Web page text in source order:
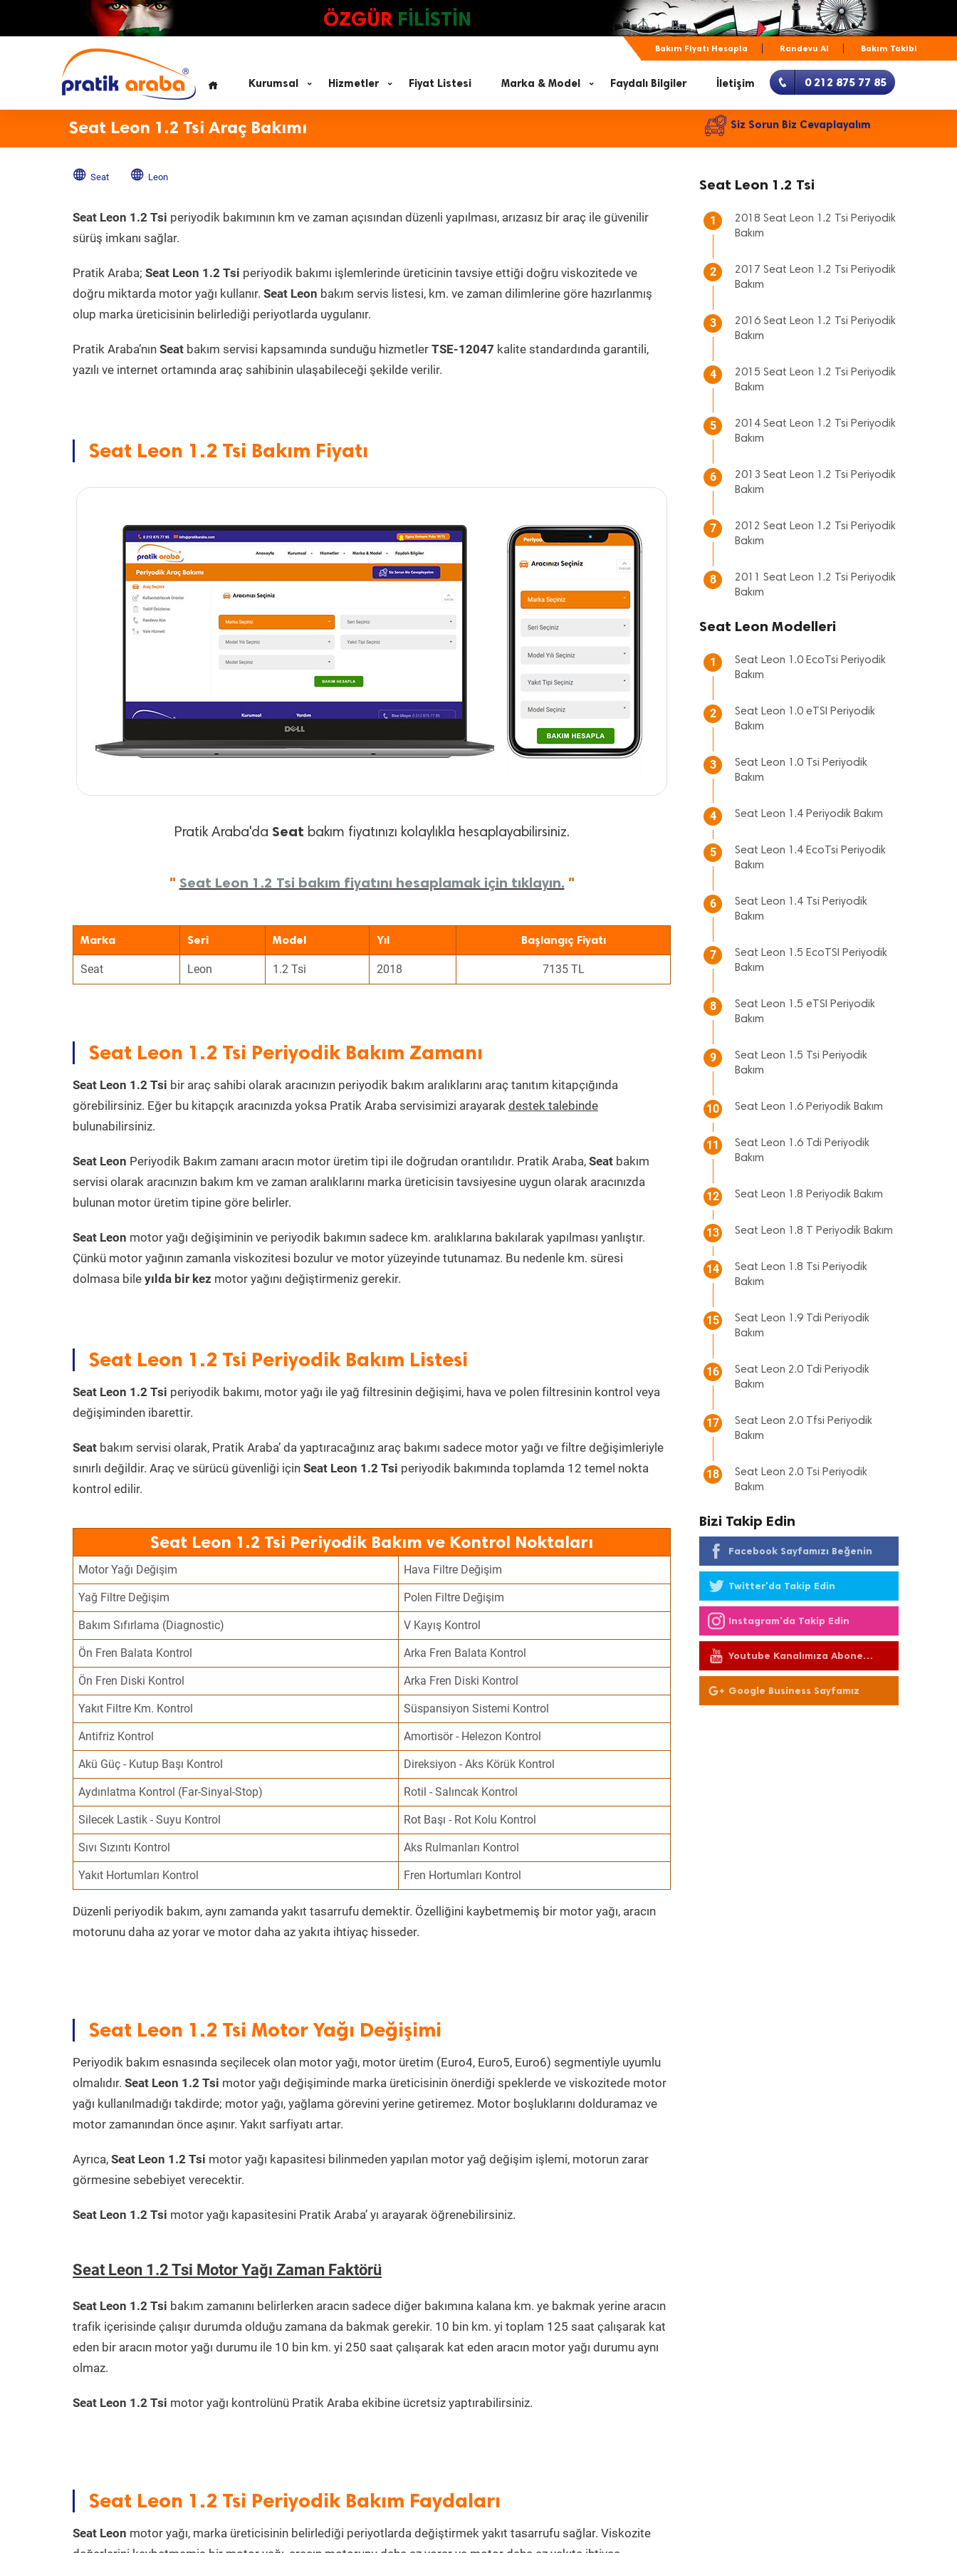
ÖZGÜR FİLİSTİN
Bakım Fiyatı Hesapla Randevu Al Bakım Takibi
Kurumsal Hizmetler Fiyat Listesi Marka & Model Faydalı Bilgiler İletişim 0 212 875 77 85
Seat Leon 1.2 Tsi Araç Bakımı Siz Sorun Biz Cevaplayalım
Seat Leon
Seat Leon 1.2 Tsi periyodik bakımının km ve zaman açısından düzenli yapılması, arızasız bir araç ile güvenilir
sürüş imkanı sağlar.
Pratik Araba; Seat Leon 1.2 Tsi periyodik bakımı işlemlerinde üreticinin tavsiye ettiği doğru viskozitede ve
doğru miktarda motor yağı kullanır. Seat Leon bakım servis listesi, km. ve zaman dilimlerine göre hazırlanmış
olup marka üreticisinin belirlediği periyotlarda uygulanır.
Pratik Araba’nın Seat bakım servisi kapsamında sunduğu hizmetler TSE-12047 kalite standardında garantili,
yazılı ve internet ortamında araç sahibinin ulaşabileceği şekilde verilir.
Seat Leon 1.2 Tsi Bakım Fiyatı
Pratik Araba'da Seatbakım fiyatınızı kolaylıkla hesaplayabilirsiniz.
" Seat Leon 1.2 Tsi bakım fiyatını hesaplamak için tıklayın. "
Marka Seri Model Yıl Başlangıç Fiyatı
Seat Leon 1.2 Tsi 2018 7135 TL
Seat Leon 1.2 Tsi Periyodik Bakım Zamanı
Seat Leon 1.2 Tsi bir araç sahibi olarak aracınızın periyodik bakım aralıklarını araç tanıtım kitapçığında
görebilirsiniz. Eğer bu kitapçık aracınızda yoksa Pratik Araba servisimizi arayarak destek talebinde
bulunabilirsiniz.
Seat Leon Periyodik Bakım zamanı aracın motor üretim tipi ile doğrudan orantılıdır. Pratik Araba, Seat bakım
servisi olarak aracınızın bakım km ve zaman aralıklarını marka üreticisin tavsiyesine uygun olarak aracınızda
bulunan motor üretim tipine göre belirler.
Seat Leon motor yağı değişiminin ve periyodik bakımın sadece km. aralıklarına bakılarak yapılması yanlıştır.
Çünkü motor yağının zamanla viskozitesi bozulur ve motor yüzeyinde tutunamaz. Bu nedenle km. süresi
dolmasa bile yılda bir kez motor yağını değiştirmeniz gerekir.
Seat Leon 1.2 Tsi Periyodik Bakım Listesi
Seat Leon 1.2 Tsi periyodik bakımı, motor yağı ile yağ filtresinin değişimi, hava ve polen filtresinin kontrol veya
değişiminden ibarettir.
Seat bakım servisi olarak, Pratik Araba’ da yaptıracağınız araç bakımı sadece motor yağı ve filtre değişimleriyle
sınırlı değildir. Araç ve sürücü güvenliği için Seat Leon 1.2 Tsi periyodik bakımında toplamda 12 temel nokta
kontrol edilir.
Seat Leon 1.2 Tsi Periyodik Bakım ve Kontrol Noktaları
Motor Yağı Değişim Hava Filtre Değişim
Yağ Filtre Değişim Polen Filtre Değişim
Bakım Sıfırlama (Diagnostic) V Kayış Kontrol
Ön Fren Balata Kontrol Arka Fren Balata Kontrol
Ön Fren Diski Kontrol Arka Fren Diski Kontrol
Yakıt Filtre Km. Kontrol Süspansiyon Sistemi Kontrol
Antifriz Kontrol Amortisör - Helezon Kontrol
Akü Güç - Kutup Başı Kontrol Direksiyon - Aks Körük Kontrol
Aydınlatma Kontrol (Far-Sinyal-Stop) Rotil - Salıncak Kontrol
Silecek Lastik - Suyu Kontrol Rot Başı - Rot Kolu Kontrol
Sıvı Sızıntı Kontrol Aks Rulmanları Kontrol
Yakıt Hortumları Kontrol Fren Hortumları Kontrol
Düzenli periyodik bakım, aynı zamanda yakıt tasarrufu demektir. Özelliğini kaybetmemiş bir motor yağı, aracın
motorunu daha az yorar ve motor daha az yakıta ihtiyaç hisseder.
Seat Leon 1.2 Tsi Motor Yağı Değişimi
Periyodik bakım esnasında seçilecek olan motor yağı, motor üretim (Euro4, Euro5, Euro6) segmentiyle uyumlu
olmalıdır. Seat Leon 1.2 Tsi motor yağı değişiminde marka üreticisinin önerdiği speklerde ve viskozitede motor
yağı kullanılmadığı takdirde; motor yağı, yağlama görevini yerine getiremez. Motor boşluklarını dolduramaz ve
motor zamanından önce aşınır. Yakıt sarfiyatı artar.
Ayrıca, Seat Leon 1.2 Tsi motor yağı kapasitesi bilinmeden yapılan motor yağ değişim işlemi, motorun zarar
görmesine sebebiyet verecektir.
Seat Leon 1.2 Tsi motor yağı kapasitesini Pratik Araba’ yı arayarak öğrenebilirsiniz.
Seat Leon 1.2 Tsi Motor Yağı Zaman Faktörü
Seat Leon 1.2 Tsi bakım zamanını belirlerken aracın sadece diğer bakımına kalana km. ye bakmak yerine aracın
trafik içerisinde çalışır durumda olduğu zamana da bakmak gerekir. 10 bin km. yi toplam 125 saat çalışarak kat
eden bir aracın motor yağı durumu ile 10 bin km. yi 250 saat çalışarak kat eden aracın motor yağı durumu aynı
olmaz.
Seat Leon 1.2 Tsi motor yağı kontrolünü Pratik Araba ekibine ücretsiz yaptırabilirsiniz.
Seat Leon 1.2 Tsi Periyodik Bakım Faydaları
Seat Leon motor yağı, marka üreticisinin belirlediği periyotlarda değiştirmek yakıt tasarrufu sağlar. Viskozite
Seat Leon 1.2 Tsi
1
2018 Seat Leon 1.2 Tsi Periyodik
Bakım
2
2017 Seat Leon 1.2 Tsi Periyodik
Bakım
3
2016 Seat Leon 1.2 Tsi Periyodik
Bakım
4
2015 Seat Leon 1.2 Tsi Periyodik
Bakım
5
2014 Seat Leon 1.2 Tsi Periyodik
Bakım
6
2013 Seat Leon 1.2 Tsi Periyodik
Bakım
7
2012 Seat Leon 1.2 Tsi Periyodik
Bakım
8
2011 Seat Leon 1.2 Tsi Periyodik
Bakım
Seat Leon Modelleri
1
Seat Leon 1.0 EcoTsi Periyodik
Bakım
2
Seat Leon 1.0 eTSI Periyodik
Bakım
3
Seat Leon 1.0 Tsi Periyodik
Bakım
4 Seat Leon 1.4 Periyodik Bakım
5
Seat Leon 1.4 EcoTsi Periyodik
Bakım
6
Seat Leon 1.4 Tsi Periyodik
Bakım
7
Seat Leon 1.5 EcoTSI Periyodik
Bakım
8
Seat Leon 1.5 eTSI Periyodik
Bakım
9
Seat Leon 1.5 Tsi Periyodik
Bakım
10 Seat Leon 1.6 Periyodik Bakım
11
Seat Leon 1.6 Tdi Periyodik
Bakım
12 Seat Leon 1.8 Periyodik Bakım
13 Seat Leon 1.8 T Periyodik Bakım
14
Seat Leon 1.8 Tsi Periyodik
Bakım
15
Seat Leon 1.9 Tdi Periyodik
Bakım
16
Seat Leon 2.0 Tdi Periyodik
Bakım
17
Seat Leon 2.0 Tfsi Periyodik
Bakım
18
Seat Leon 2.0 Tsi Periyodik
Bakım
Bizi Takip Edin
Facebook Sayfamızı Beğenin
Twitter'da Takip Edin
Instagram'da Takip Edin
Youtube Kanalımıza Abone
Olun
Google Business Sayfamız